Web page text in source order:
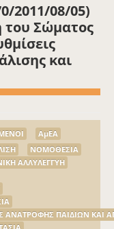
2011/08/05)
Σώματος
και
ΑμΕΑ
ΝΟΜΟΘΕΣΙΑ
ΑΛΛΥΛΕΓΓΥΗ
ΠΑΙΔΙΩΝ ΚΑΙ